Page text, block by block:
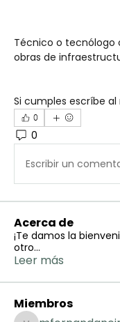
Técnico o tecnólogo
obras de
Si cumples escríbe al
0
0
Escribir un
Acerca de
¡Te damos la
otro...
Leer más
Miembros